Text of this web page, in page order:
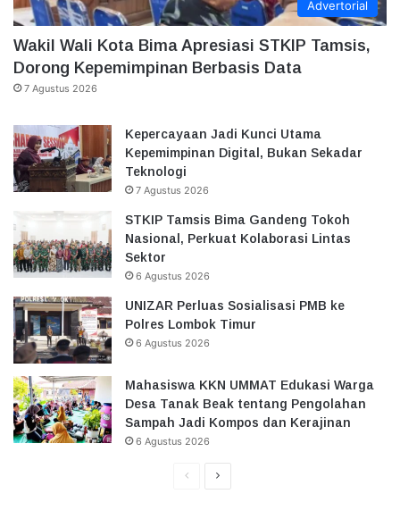
Advertorial
Wakil Wali Kota Bima Apresiasi STKIP Tamsis,
Dorong Kepemimpinan Berbasis Data
7 Agustus 2026
Kepercayaan Jadi Kunci Utama
Kepemimpinan Digital, Bukan Sekadar
Teknologi
7 Agustus 2026
STKIP Tamsis Bima Gandeng Tokoh
Nasional, Perkuat Kolaborasi Lintas
Sektor
6 Agustus 2026
UNIZAR Perluas Sosialisasi PMB ke
Polres Lombok Timur
6 Agustus 2026
Mahasiswa KKN UMMAT Edukasi Warga
Desa Tanak Beak tentang Pengolahan
Sampah Jadi Kompos dan Kerajinan
6 Agustus 2026
HalamanHalaman